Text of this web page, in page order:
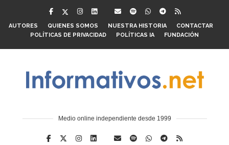
AUTORES QUIENES SOMOS NUESTRA HISTORIA
CONTACTAR
POLÍTICAS DE PRIVACIDAD
POLÍTICAS IA FUNDACIÓN
Medio online independiente desde 1999